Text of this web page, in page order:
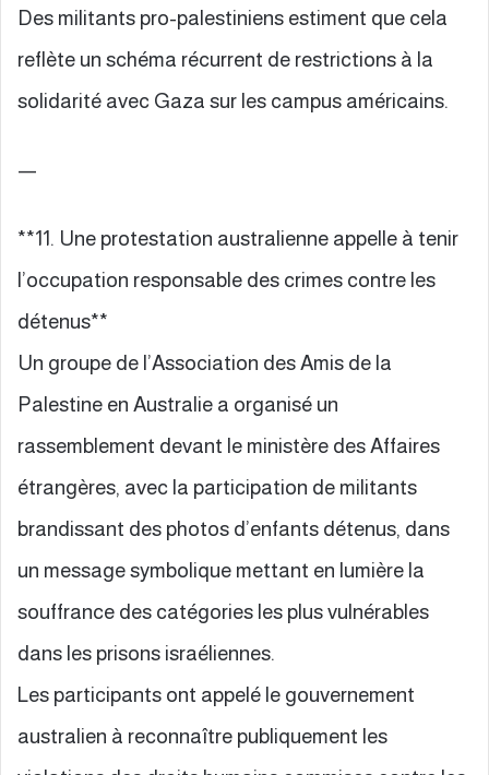
Des militants pro-palestiniens estiment que cela
reflète un schéma récurrent de restrictions à la
solidarité avec Gaza sur les campus américains.
—
**11. Une protestation australienne appelle à tenir
l’occupation responsable des crimes contre les
détenus**
Un groupe de l’Association des Amis de la
Palestine en Australie a organisé un
rassemblement devant le ministère des Affaires
étrangères, avec la participation de militants
brandissant des photos d’enfants détenus, dans
un message symbolique mettant en lumière la
souffrance des catégories les plus vulnérables
dans les prisons israéliennes.
Les participants ont appelé le gouvernement
australien à reconnaître publiquement les